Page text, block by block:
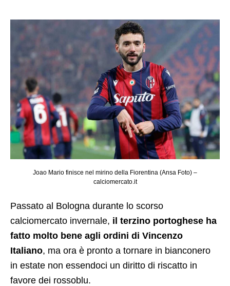
Joao Mario finisce nel mirino della Fiorentina (Ansa Foto) –
calciomercato.it
Passato al Bologna durante lo scorso
calciomercato invernale, il terzino portoghese ha
fatto molto bene agli ordini di Vincenzo
Italiano, ma ora è pronto a tornare in bianconero
in estate non essendoci un diritto di riscatto in
favore dei rossoblu.